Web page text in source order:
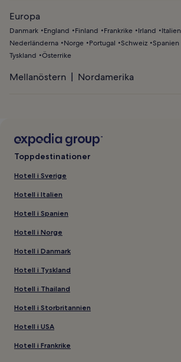
Europa
Danmark England Finland Frankrike Irland Italien
Nederländerna
Norge Portugal Schweiz Spanien
Tyskland
Österrike
Mellanöstern Nordamerika
Toppdestinationer
Hotell i Sverige
Hotell i Italien
Hotell i Spanien
Hotell i Norge
Hotell i Danmark
Hotell i Tyskland
Hotell i Thailand
Hotell i Storbritannien
Hotell i USA
Hotell i Frankrike